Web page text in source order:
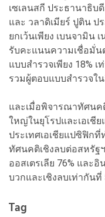
เซเลนสกี ประธานาธิบ
และ วลาดิเมียร์ ปูติน ป
ยกเว้นเพียง เบนจามิน
รับคะแนนความเชื่อมั่น
แบบสำรวจเพียง 18%
รวมผู้ตอบแบบสำรวจใ
และเมื่อพิจารณาทัศน
ใหญ่ในยุโรปและเอเชี
ประเทศเอเชียแปซิฟิก
ทัศนคติเชิงลบต่อสหรัฐฯ
ออสเตรเลีย 76% และ
บวกและเชิงลบเท่ากันที่
Tag